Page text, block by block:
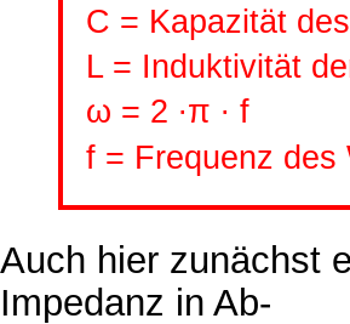
C = Kapazität
L = Induktivität
ω = 2 ∙π ∙ f
f = Frequenz des
Auch hier zunächst
Impedanz in Ab-